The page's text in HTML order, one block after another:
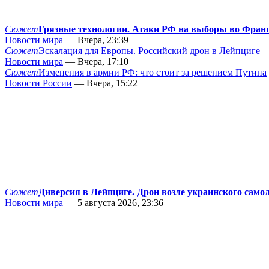
СюжетГрязные технологии. Атаки РФ на выборы во
Новости мира — Вчера, 23:39
СюжетЭскалация для Европы. Российский дрон в Лейпциге
Новости мира — Вчера, 17:10
СюжетИзменения в армии РФ: что стоит за решением Путина
Новости России — Вчера, 15:22
СюжетДиверсия в Лейпциге. Дрон возле украинского
Новости мира — 5 августа 2026, 23:36